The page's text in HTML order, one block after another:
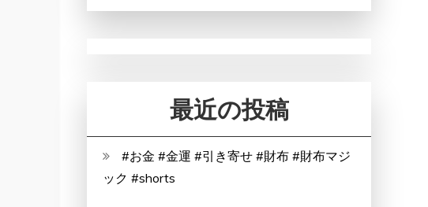
最近の投稿
#お金 #金運 #引き寄せ #財布 #財布マジ
ック #shorts